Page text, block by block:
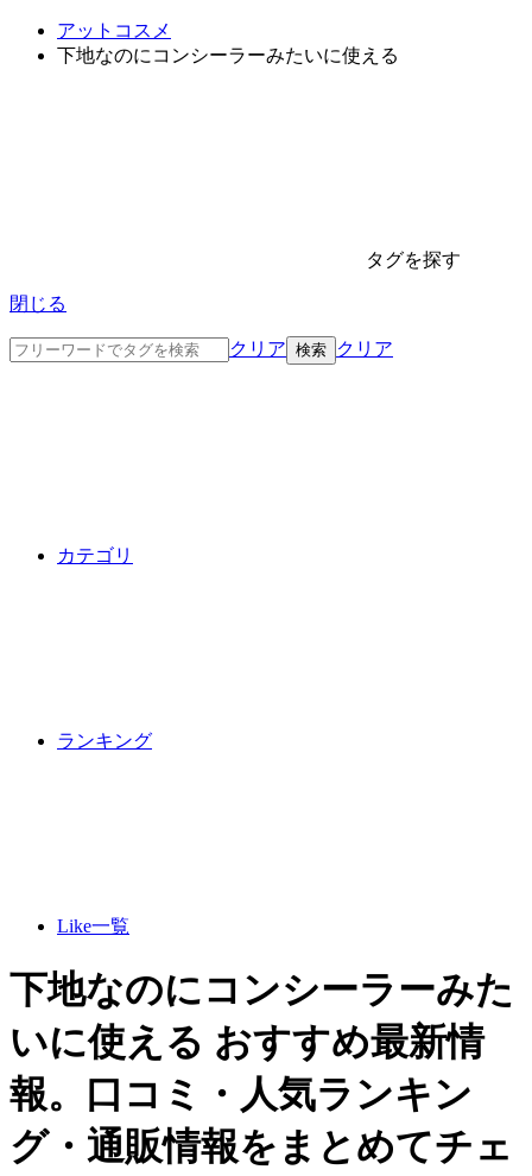
アットコスメ
下地なのにコンシーラーみたいに使える
タグを探す
閉じる
クリア クリア
カテゴリ
ランキング
Like一覧
下地なのにコンシーラーみた
いに使える おすすめ最新情
報。口コミ・人気ランキン
グ・通販情報をまとめてチェ